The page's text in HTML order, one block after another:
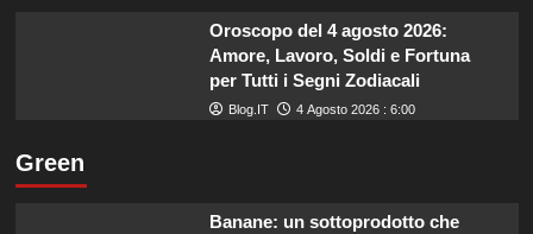
Oroscopo del 4 agosto 2026:
Amore, Lavoro, Soldi e Fortuna
per Tutti i Segni Zodiacali
Blog.IT 4 Agosto 2026 : 6:00
Green
Banane: un sottoprodotto che